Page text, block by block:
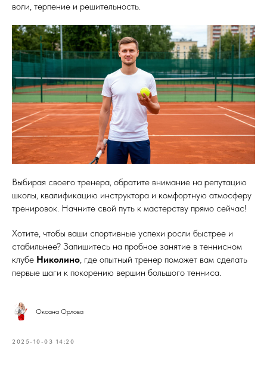
воли, терпение и решительность.
Выбирая своего тренера, обратите внимание на репутацию
школы, квалификацию инструктора и комфортную атмосферу
тренировок. Начните свой путь к мастерству прямо сейчас!
Хотите, чтобы ваши спортивные успехи росли быстрее и
стабильнее? Запишитесь на пробное занятие в теннисном
клубе Николино, где опытный тренер поможет вам сделать
первые шаги к покорению вершин большого тенниса.
Оксана Орлова
2025-10-03 14:20